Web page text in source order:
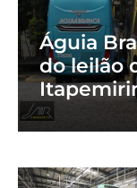
Águia
do leilão